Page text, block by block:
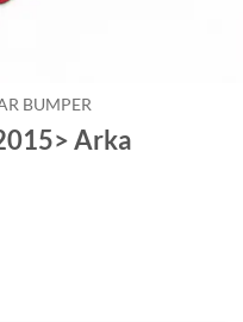
BUMPER
Arka